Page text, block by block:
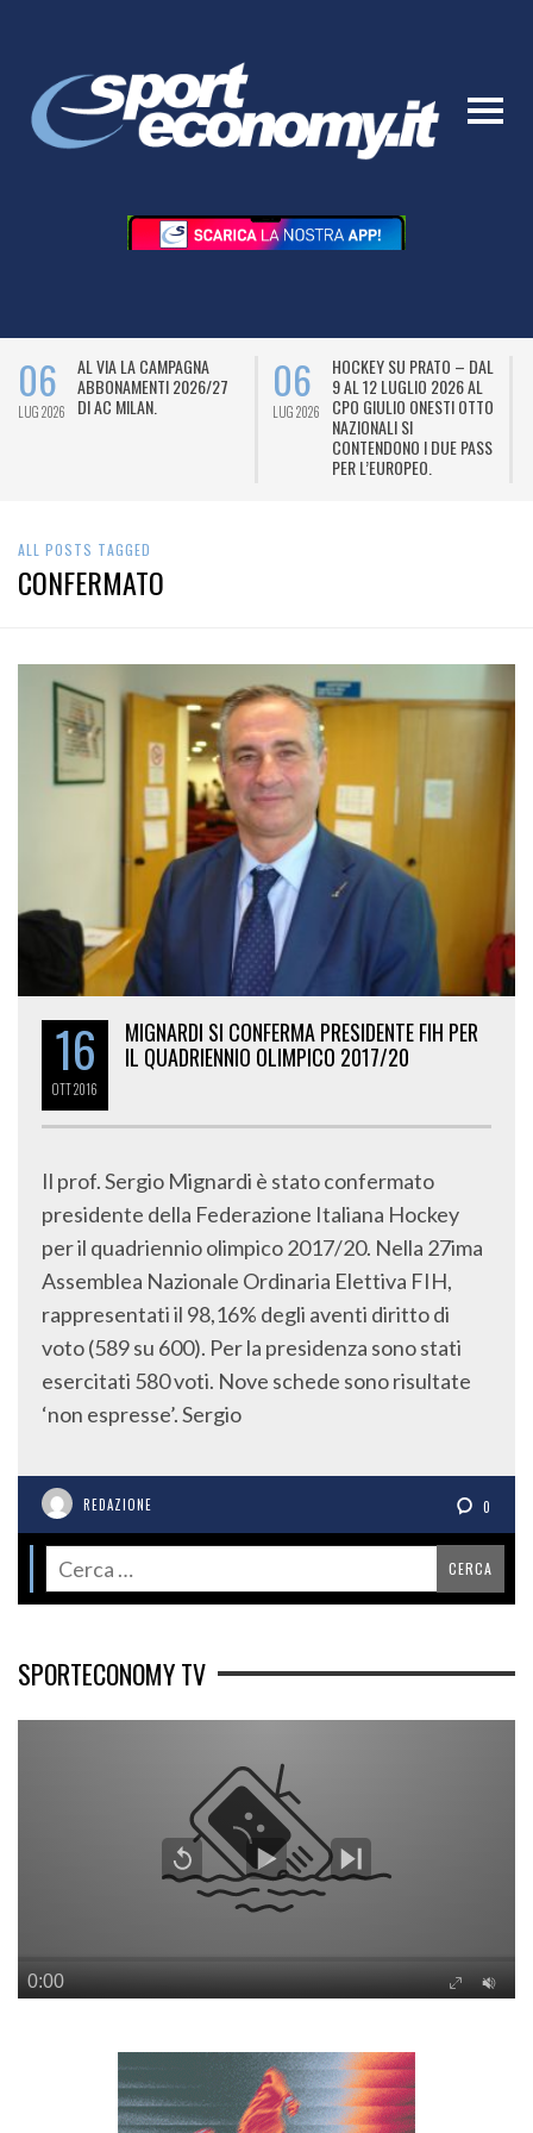
06
LUG 2026
AL VIA LA CAMPAGNA
ABBONAMENTI 2026/27
DI AC MILAN.
06
LUG 2026
HOCKEY SU PRATO – DAL
9 AL 12 LUGLIO 2026 AL
CPO GIULIO ONESTI OTTO
NAZIONALI SI
CONTENDONO I DUE PASS
PER L’EUROPEO.
ALL POSTS TAGGED
CONFERMATO
16
OTT2016
MIGNARDI SI CONFERMA PRESIDENTE FIH PER
IL QUADRIENNIO OLIMPICO 2017/20
Il prof. Sergio Mignardi è stato confermato
presidente della Federazione Italiana Hockey
per il quadriennio olimpico 2017/20. Nella 27ima
Assemblea Nazionale Ordinaria Elettiva FIH,
rappresentati il 98,16% degli aventi diritto di
voto (589 su 600). Per la presidenza sono stati
esercitati 580 voti. Nove schede sono risultate
‘non espresse’. Sergio
REDAZIONE 0
SPORTECONOMY TV